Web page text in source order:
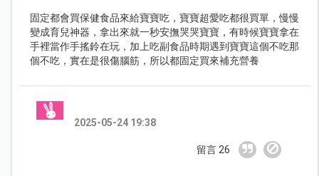
固定都會買保健食品來給寶寶吃，寶寶超愛吃都很買單，慢慢
變成育兒神器，拿出來就一秒安撫哭哭寶寶，有時候寶寶拿在
手裡當作手搖鈴在玩，加上吃副食品時期遇到寶寶這個不吃那
個不吃，實在是很傷腦筋，所以都固定買來補充營養
2025-05-24 19:38
留言 26